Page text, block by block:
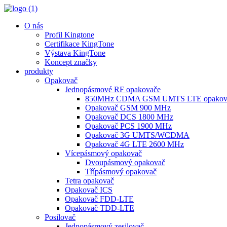
O nás
Profil Kingtone
Certifikace KingTone
Výstava KingTone
Koncept značky
produkty
Opakovač
Jednopásmové RF opakovače
850MHz CDMA GSM UMTS LTE
Opakovač GSM 900 MHz
Opakovač DCS 1800 MHz
Opakovač PCS 1900 MHz
Opakovač 3G UMTS/WCDMA
Opakovač 4G LTE 2600 MHz
Vícepásmový opakovač
Dvoupásmový opakovač
Třípásmový opakovač
Tetra opakovač
Opakovač ICS
Opakovač FDD-LTE
Opakovač TDD-LTE
Posilovač